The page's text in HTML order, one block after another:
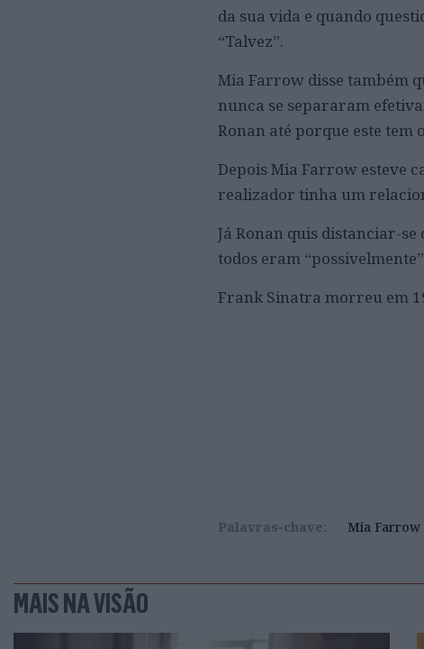
da sua vida e quando
“Talvez”.
Mia Farrow disse também
nunca se separaram
Ronan até porque este tem
Depois Mia Farrow esteve
realizador tinha um
Já Ronan quis distanciar-
todos eram
Frank Sinatra morreu em
Palavras-chave: Mia Farrow
MAIS NA VISÃO